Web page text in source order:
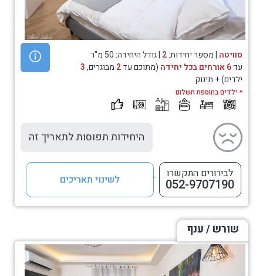
סוויטה | מספר יחידות:2 | גודל היחידה: 50 מ"ר
עד6 אורחים בכל יחידה (מתוכם עד2 מבוגרים,3
ילדים) + תינוק
* ילדים בתוספת תשלום
היחידות תפוסות לתאריך זה
לבירורים התקשרו
052-9707190 לשינוי תאריכים
שורש / ענף